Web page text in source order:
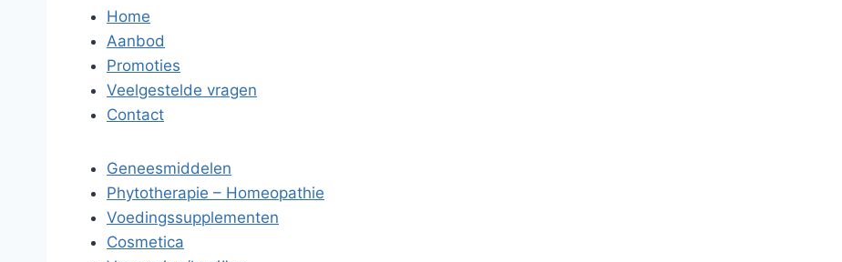
Home
Aanbod
Promoties
Veelgestelde vragen
Contact
Geneesmiddelen
Phytotherapie – Homeopathie
Voedingssupplementen
Cosmetica